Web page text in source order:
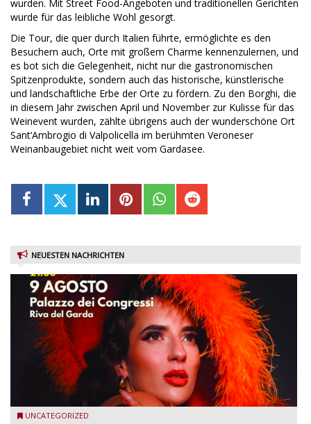
wurden. Mit Street Food-Angeboten und traditionellen Gerichten
wurde für das leibliche Wohl gesorgt.
Die Tour, die quer durch Italien führte, ermöglichte es den
Besuchern auch, Orte mit großem Charme kennenzulernen, und
es bot sich die Gelegenheit, nicht nur die gastronomischen
Spitzenprodukte, sondern auch das historische, künstlerische
und landschaftliche Erbe der Orte zu fördern. Zu den Borghi, die
in diesem Jahr zwischen April und November zur Kulisse für das
Weinevent wurden, zählte übrigens auch der wunderschöne Ort
Sant‘Ambrogio di Valpolicella im berühmten Veroneser
Weinanbaugebiet nicht weit vom Gardasee.
NEUESTEN NACHRICHTEN
Riva del Garda - Emma Smith zu Gast beim Garda Jazz
UNCATEGORIZED